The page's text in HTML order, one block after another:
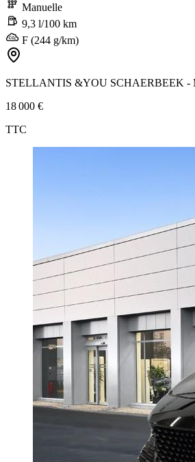
Manuelle
9,3 l/100 km
F (244 g/km)
STELLANTIS &YOU SCHAERBEEK -
18 000 €
TTC